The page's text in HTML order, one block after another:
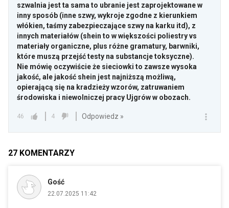
szwalnia jest ta sama to ubranie jest zaprojektowane w
inny sposób (inne szwy, wykroje zgodne z kierunkiem
włókien, taśmy zabezpieczające szwy na karku itd), z
innych materiałów (shein to w większości poliestry vs
materiały organiczne, plus różne gramatury, barwniki,
które muszą przejść testy na substancje toksyczne).
Nie mówię oczywiście że sieciowki to zawsze wysoka
jakość, ale jakość shein jest najniższą możliwą,
opierającą się na kradzieży wzorów, zatruwaniem
środowiska i niewolniczej pracy Ujgrów w obozach.
46 4 Odpowiedz »
27 KOMENTARZY
Gość
22.07.2025 11:42